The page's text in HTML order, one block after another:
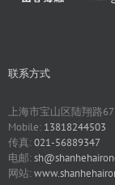
联系方式
上海市宝山区陆翔路
Mobile: 13818244503
传真:021-56889347
电邮:
网站: